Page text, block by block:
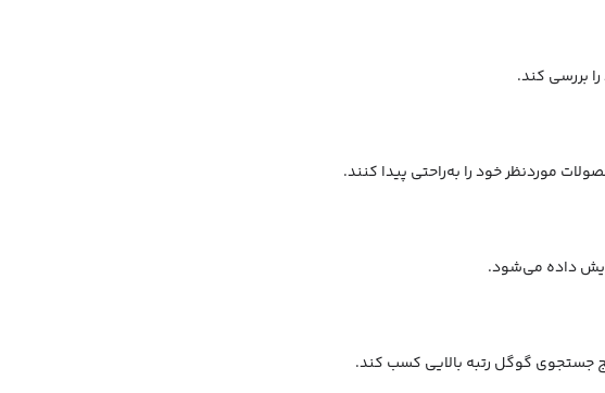
بررسی کند.
موردنظر خود را به‌راحتی پیدا کنند.
داده می‌شود.
جستجوی گوگل رتبه بالایی کسب کند.